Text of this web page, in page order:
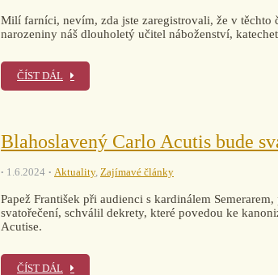
Milí farníci, nevím, zda jste zaregistrovali, že v těchto
narozeniny náš dlouholetý učitel náboženství,
ČÍST DÁL
Blahoslavený Carlo Acutis bude
1.6.2024 Aktuality, Zajímavé články
Papež František při audienci s kardinálem
svatořečení, schválil dekrety, které povedou ke
Acutise.
ČÍST DÁL